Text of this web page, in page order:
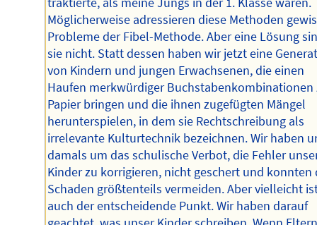
Möglicherweise adressieren diese Methoden
Probleme der Fibel-Methode. Aber eine Lösung
sie nicht. Statt dessen haben wir jetzt eine
von Kindern und jungen Erwachsenen, die einen
Haufen merkwürdiger Buchstabenkombinationen
Papier bringen und die ihnen zugefügten Mängel
herunterspielen, in dem sie Rechtschreibung als
irrelevante Kulturtechnik bezeichnen. Wir haben
damals um das schulische Verbot, die Fehler
Kinder zu korrigieren, nicht geschert und konnten
Schaden größtenteils vermeiden. Aber vielleicht
auch der entscheidende Punkt. Wir haben darauf